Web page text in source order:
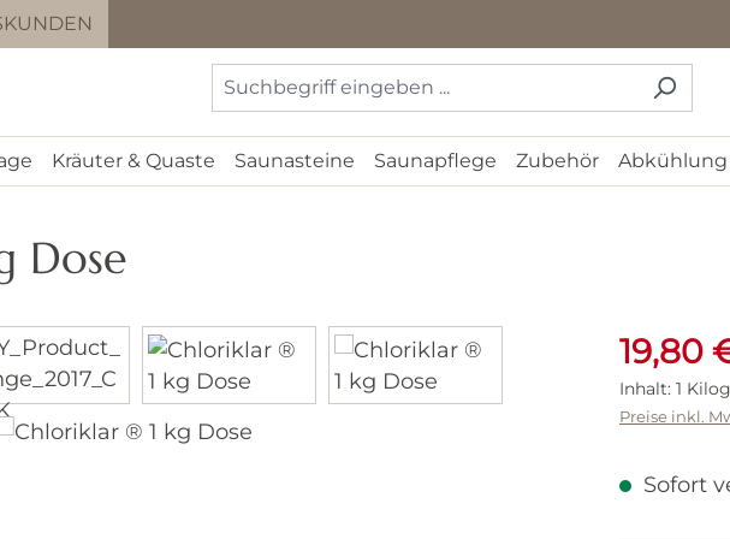
Kräuter & Quaste Saunasteine Saunapflege Zubehör Abkühlung
Dose
19,80
Inhalt: 1
Preise inkl.
Sofort